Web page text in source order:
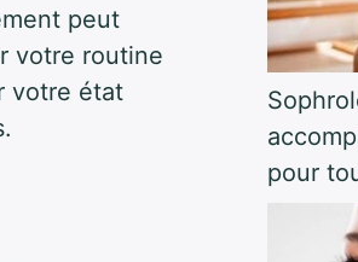
peut
votre routine
votre état
pour